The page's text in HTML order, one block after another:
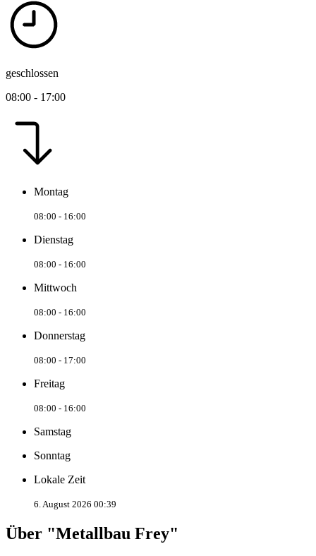
geschlossen
08:00 - 17:00
Montag
08:00 - 16:00
Dienstag
08:00 - 16:00
Mittwoch
08:00 - 16:00
Donnerstag
08:00 - 17:00
Freitag
08:00 - 16:00
Samstag
Sonntag
Lokale Zeit
6. August 2026 00:39
Über "Metallbau Frey"